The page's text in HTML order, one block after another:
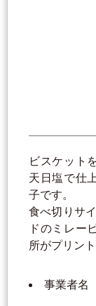
ビスケット
天日塩で仕
子です。
食べ切りサ
ドのミレー
所がプリン
事業者名